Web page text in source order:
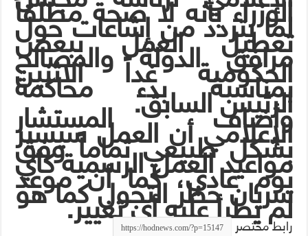
الوزراء بأنه لا صحة مطلقاً
لما يتردد من إشاعات حول
تعطيل العمل ببعض
مرافق الدولة والمصالح
الحكومية غداً الاثنين
بمناسبة بدء محاكمة
الرئيس السابق.
وأضاف المستشار
الإعلامي أن العمل سيسير
بشكل طبيعي تماماً وفق
مواعيد العمل الرسمية كأي
يوم عادي، كما أن موعد
سريان حظر التجول كما هو
لم يطرأ عليه أي تغيير.
رابط مختصر